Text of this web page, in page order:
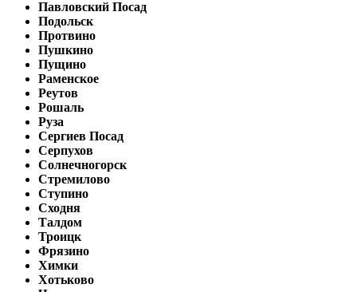
Павловский Посад
Подольск
Протвино
Пушкино
Пущино
Раменское
Реутов
Рошаль
Руза
Сергиев Посад
Серпухов
Солнечногорск
Стремилово
Ступино
Сходня
Талдом
Троицк
Фрязино
Химки
Хотьково